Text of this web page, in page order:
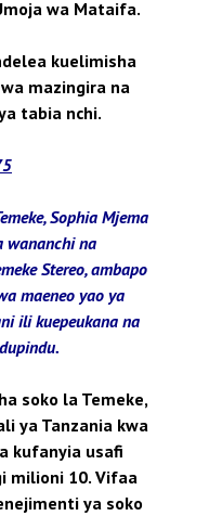
wa Mataifa.
kuelimisha
mazingira na
tabia nchi.
Sophia Mjema
wananchi na
Stereo, ambapo
maeneo yao ya
ili kuepeukana na
soko la Temeke,
ya Tanzania kwa
kufanyia usafi
milioni 10. Vifaa
ya soko